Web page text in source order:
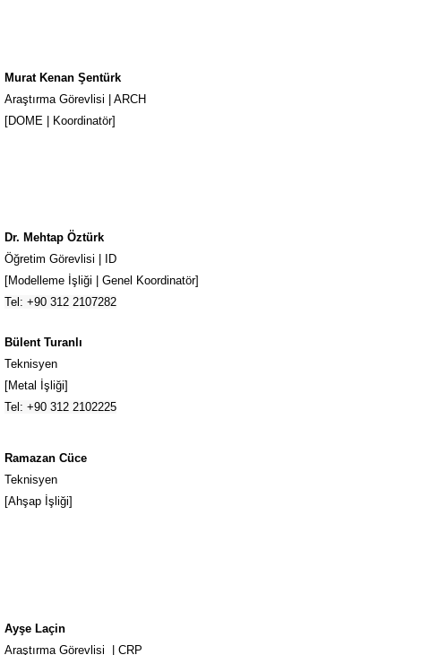
Murat Kenan Şentürk
Araştırma Görevlisi | ARCH
[DOME | Koordinatör]
Dr. Mehtap Öztürk
Öğretim Görevlisi | ID
[Modelleme İşliği | Genel Koordinatör]
Tel: +90 312 2107282
Bülent Turanlı
Teknisyen
[Metal İşliği]
Tel: +90 312 2102225
Ramazan Cüce
Teknisyen
[Ahşap İşliği]
Ayşe Laçin
Araştırma Görevlisi | CRP